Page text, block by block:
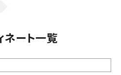
ネート一覧